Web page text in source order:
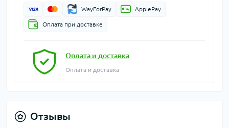
WayForPay ApplePay
Оплата при доставке
Оплата и доставка
Оплата и доставка
Отзывы